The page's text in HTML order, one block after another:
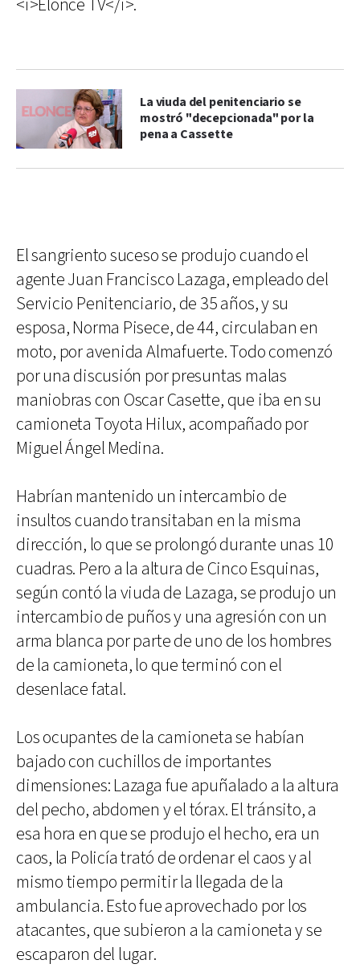
<i>Elonce TV</i>.
La viuda del penitenciario se
mostró "decepcionada" por la
pena a Cassette
El sangriento suceso se produjo cuando el
agente Juan Francisco Lazaga, empleado del
Servicio Penitenciario, de 35 años, y su
esposa, Norma Pisece, de 44, circulaban en
moto, por avenida Almafuerte. Todo comenzó
por una discusión por presuntas malas
maniobras con Oscar Casette, que iba en su
camioneta Toyota Hilux, acompañado por
Miguel Ángel Medina.
Habrían mantenido un intercambio de
insultos cuando transitaban en la misma
dirección, lo que se prolongó durante unas 10
cuadras. Pero a la altura de Cinco Esquinas,
según contó la viuda de Lazaga, se produjo un
intercambio de puños y una agresión con un
arma blanca por parte de uno de los hombres
de la camioneta, lo que terminó con el
desenlace fatal.
Los ocupantes de la camioneta se habían
bajado con cuchillos de importantes
dimensiones: Lazaga fue apuñalado a la altura
del pecho, abdomen y el tórax. El tránsito, a
esa hora en que se produjo el hecho, era un
caos, la Policía trató de ordenar el caos y al
mismo tiempo permitir la llegada de la
ambulancia. Esto fue aprovechado por los
atacantes, que subieron a la camioneta y se
escaparon del lugar.